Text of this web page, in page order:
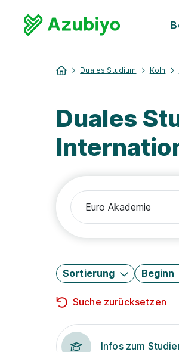
Duales Studium Köln
Duales
Sortierung Beginn
Suche zurücksetzen
Infos zum